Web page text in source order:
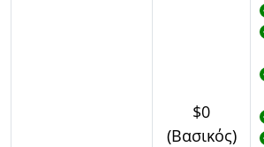
$0
(Βασικός)